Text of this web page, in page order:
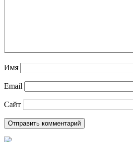
Имя
Email
Сайт